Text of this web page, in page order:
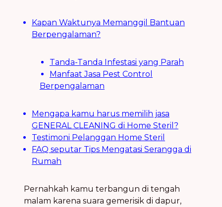
Kapan Waktunya Memanggil Bantuan
Berpengalaman?
Tanda-Tanda Infestasi yang Parah
Manfaat Jasa Pest Control
Berpengalaman
Mengapa kamu harus memilih jasa
GENERAL CLEANING di Home Steril?
Testimoni Pelanggan Home Steril
FAQ seputar Tips Mengatasi Serangga di
Rumah
Pernahkah kamu terbangun di tengah
malam karena suara gemerisik di dapur,